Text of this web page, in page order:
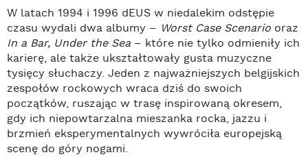
W latach 1994 i 1996 dEUS w niedalekim odstępie
czasu wydali dwa albumy – Worst Case Scenario oraz
In a Bar, Under the Sea – które nie tylko odmieniły ich
karierę, ale także ukształtowały gusta muzyczne
tysięcy słuchaczy. Jeden z najważniejszych belgijskich
zespołów rockowych wraca dziś do swoich
początków, ruszając w trasę inspirowaną okresem,
gdy ich niepowtarzalna mieszanka rocka, jazzu i
brzmień eksperymentalnych wywróciła europejską
scenę do góry nogami.